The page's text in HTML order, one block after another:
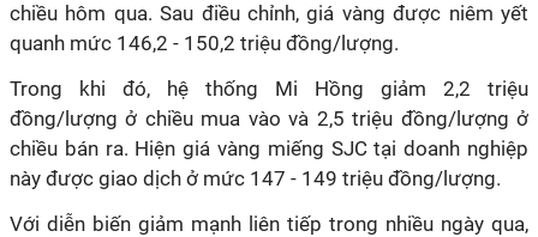
chiều hôm qua. Sau điều chỉnh, giá vàng được niêm yết
quanh mức 146,2 - 150,2 triệu đồng/lượng.
Trong khi đó, hệ thống Mi Hồng giảm 2,2 triệu
đồng/lượng ở chiều mua vào và 2,5 triệu đồng/lượng ở
chiều bán ra. Hiện giá vàng miếng SJC tại doanh nghiệp
này được giao dịch ở mức 147 - 149 triệu đồng/lượng.
Với diễn biến giảm mạnh liên tiếp trong nhiều ngày qua,